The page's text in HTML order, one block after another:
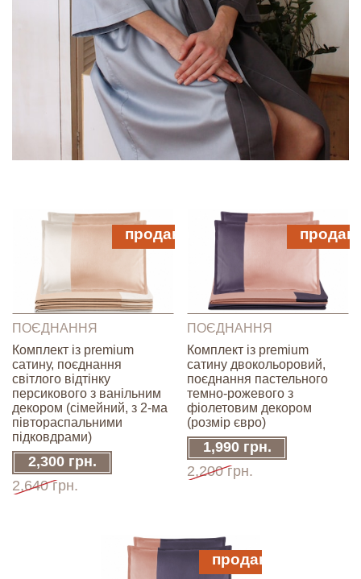
ПОЄДНАННЯ
Комплект із premium
сатину, поєднання
світлого відтінку
персикового з ванільним
декором (сімейний, з 2-ма
півтораспальними
підковдрами)
2,300 грн.
2,640 грн.
продано
ПОЄДНАННЯ
Комплект із premium
сатину двокольоровий,
поєднання пастельного
темно-рожевого з
фіолетовим декором
(розмір євро)
1,990 грн.
2,200 грн.
продано